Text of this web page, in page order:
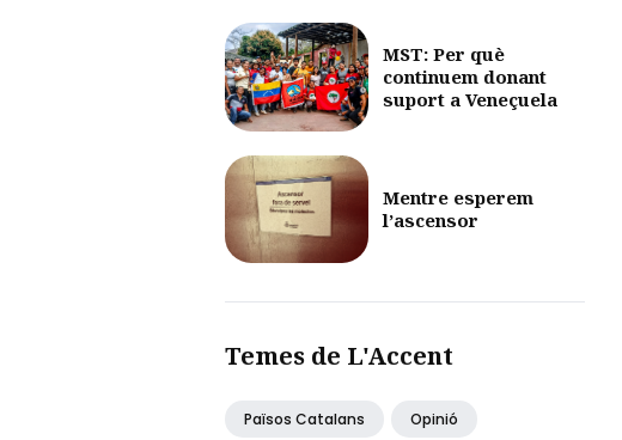
MST: Per què
continuem donant
suport a Veneçuela
Mentre esperem
l’ascensor
Temes de L'Accent
Països Catalans Opinió